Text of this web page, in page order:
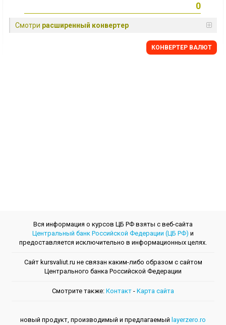
Смотри расширенный конвертер
КОНВЕРТЕР ВАЛЮТ
Вся информация о курсов ЦБ РФ взяты с веб-сайта
Центральный банк Российской Федерации (ЦБ РФ) и
предоставляется исключительно в информационных целях.
Сайт kursvaliut.ru не связан каким-либо образом с сайтом
Центрального банкa Российской Федерации
Смотрите также: Контакт - Kарта сайта
новый продукт, производимый и предлагаемый layerzero.ro